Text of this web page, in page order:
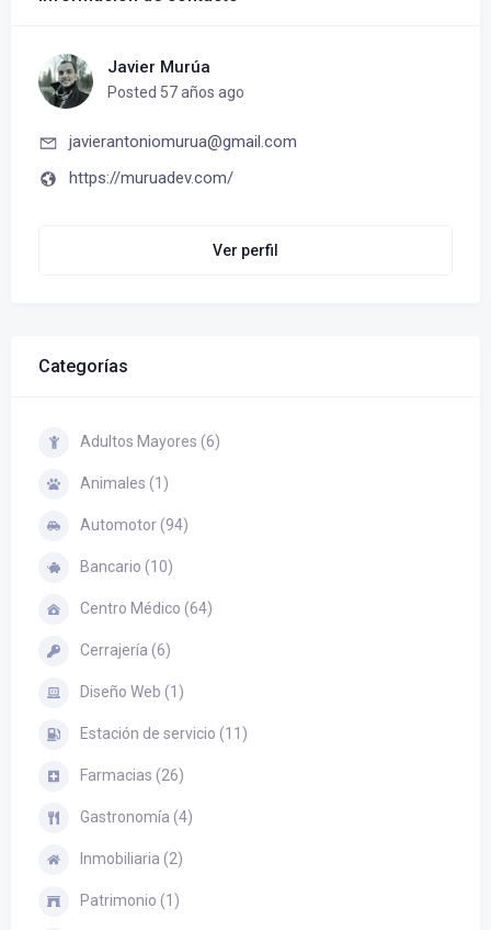
Javier Murúa
Posted 57 años ago
javierantoniomurua@gmail.com
https://muruadev.com/
Ver perfil
Categorías
Adultos Mayores (6)
Animales (1)
Automotor (94)
Bancario (10)
Centro Médico (64)
Cerrajería (6)
Diseño Web (1)
Estación de servicio (11)
Farmacias (26)
Gastronomía (4)
Inmobiliaria (2)
Patrimonio (1)